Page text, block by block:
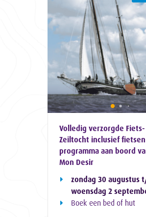
Volledig verzorgde Fiets-
Zeiltocht inclusief
programma aan boord
Mon Desir
zondag 30 augustus
woensdag 2
Boek een bed of hut